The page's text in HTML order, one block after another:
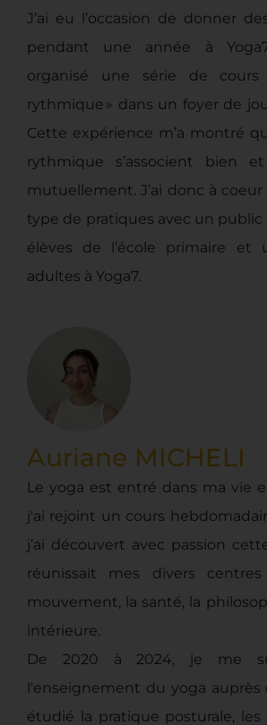
J’ai eu l’occasion de donner
pendant une année à
organisé une série de
rythmique » dans un foyer de
Cette expérience m’a montré
rythmique s’associent bien et
mutuellement. J’ai donc à
type de pratiques avec un public
élèves de l’école primaire et
adultes à Yoga7.
Auriane MICHELI
Le yoga est entré dans ma vie
j'ai rejoint un cours
j’ai découvert avec passion
réunissait mes divers
mouvement, la santé, la
intérieure.
De 2020 à 2024, je me
l'enseignement du yoga auprès
étudié la pratique posturale,